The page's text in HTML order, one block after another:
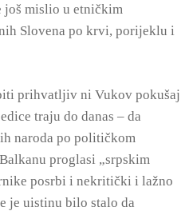
još mislio u etničkim
Slovena po krvi, porijeklu i
prihvatljiv ni Vukov pokušaj
traju do danas – da
naroda po političkom
proglasi „srpskim
posrbi i nekritički i lažno
je uistinu bilo stalo da